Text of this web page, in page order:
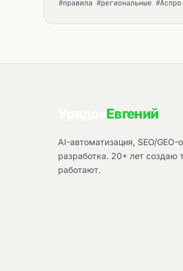
#правила #региональные #Аспро
Евгений
AI-автоматизация, SEO/
разработка. 20+ лет создаю
работают.